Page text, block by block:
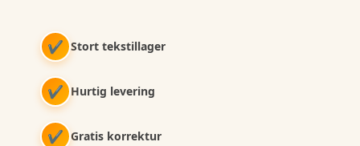
✔ Stort tekstillager
✔ Hurtig levering
✔ Gratis korrektur